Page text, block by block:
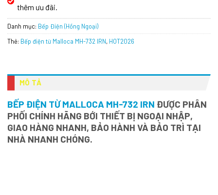
thêm ưu đãi.
Danh mục: Bếp Điện (Hồng Ngoại)
Thẻ: Bếp điện từ Malloca MH-732 IRN, HOT2026
MÔ TẢ
BẾP ĐIỆN TỪ MALLOCA MH-732 IRN ĐƯỢC PHÂN
PHỐI CHÍNH HÃNG BỚI THIẾT BỊ NGOẠI NHẬP,
GIAO HÀNG NHANH, BẢO HÀNH VÀ BẢO TRÌ TẠI
NHÀ NHANH CHÓNG.